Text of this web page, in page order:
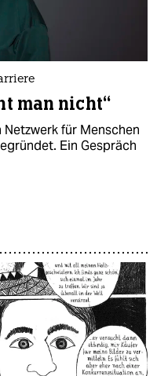
man nicht“
für Menschen
Ein Gespräch